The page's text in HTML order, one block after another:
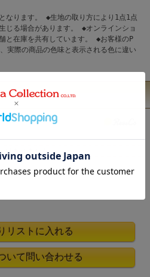
なります。 ◆生地の取り方により1点1点
じる場合があります。 ◆オンラインショ
と在庫を共有しています。 ◆お客様のP
実際の商品の色味と表示される色に違い
はありません。